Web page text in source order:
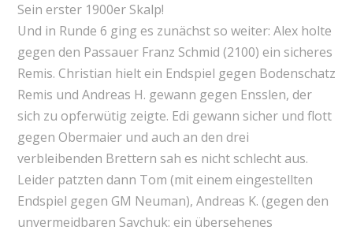
Sein erster 1900er Skalp!
Und in Runde 6 ging es zunächst so weiter: Alex holte
gegen den Passauer Franz Schmid (2100) ein sicheres
Remis. Christian hielt ein Endspiel gegen Bodenschatz
Remis und Andreas H. gewann gegen Ensslen, der
sich zu opferwütig zeigte. Edi gewann sicher und flott
gegen Obermaier und auch an den drei
verbleibenden Brettern sah es nicht schlecht aus.
Leider patzten dann Tom (mit einem eingestellten
Endspiel gegen GM Neuman), Andreas K. (gegen den
unvermeidbaren Savchuk: ein übersehenes